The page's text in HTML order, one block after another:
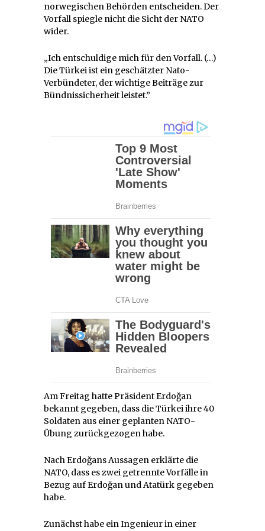
norwegischen Behörden entscheiden. Der
Vorfall spiegle nicht die Sicht der NATO
wider.
„Ich entschuldige mich für den Vorfall. (…)
Die Türkei ist ein geschätzter Nato-
Verbündeter, der wichtige Beiträge zur
Bündnissicherheit leistet.”
Am Freitag hatte Präsident Erdoğan
bekannt gegeben, dass die Türkei ihre 40
Soldaten aus einer geplanten NATO-
Übung zurückgezogen habe.
Nach Erdoğans Aussagen erklärte die
NATO, dass es zwei getrennte Vorfälle in
Bezug auf Erdoğan und Atatürk gegeben
habe.
Zunächst habe ein Ingenieur in einer